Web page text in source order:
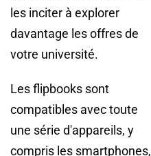
les inciter à explorer
davantage les offres de
votre université.
Les flipbooks sont
compatibles avec toute
une série d'appareils, y
compris les smartphones,